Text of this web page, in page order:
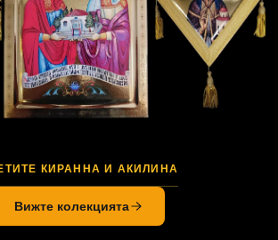
– СВЕТИ НИКАНОР
Вижте колекцията